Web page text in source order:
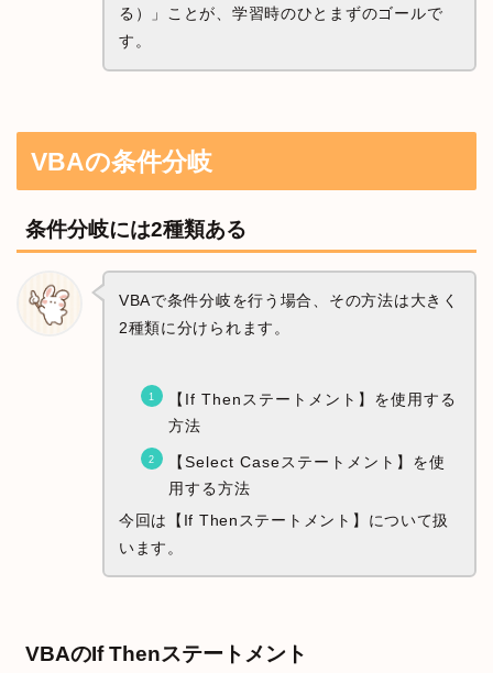
る）」ことが、学習時のひとまずのゴールで
す。
VBAの条件分岐
条件分岐には2種類ある
VBAで条件分岐を行う場合、その方法は大きく
2種類に分けられます。
【If Thenステートメント】を使用する
方法
【Select Caseステートメント】を使
用する方法
今回は【If Thenステートメント】について扱
います。
VBAのIf Thenステートメント